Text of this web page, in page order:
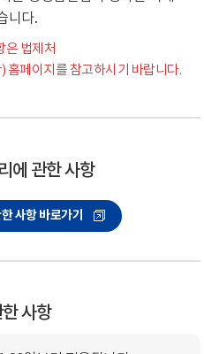
니다.
은 법제처
페이지를 참고하시기 바랍니다.
에 관한 사항
사항 바로가기
사항